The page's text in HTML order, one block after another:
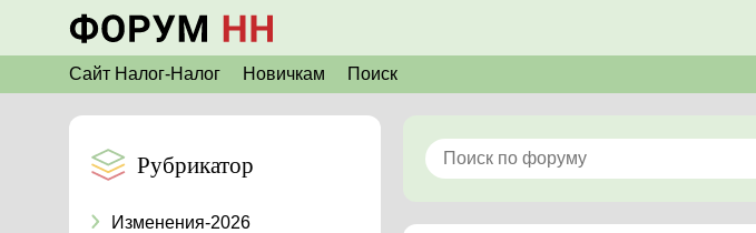
Сайт Налог-Налог Новичкам Поиск
Рубрикатор
Изменения-2026